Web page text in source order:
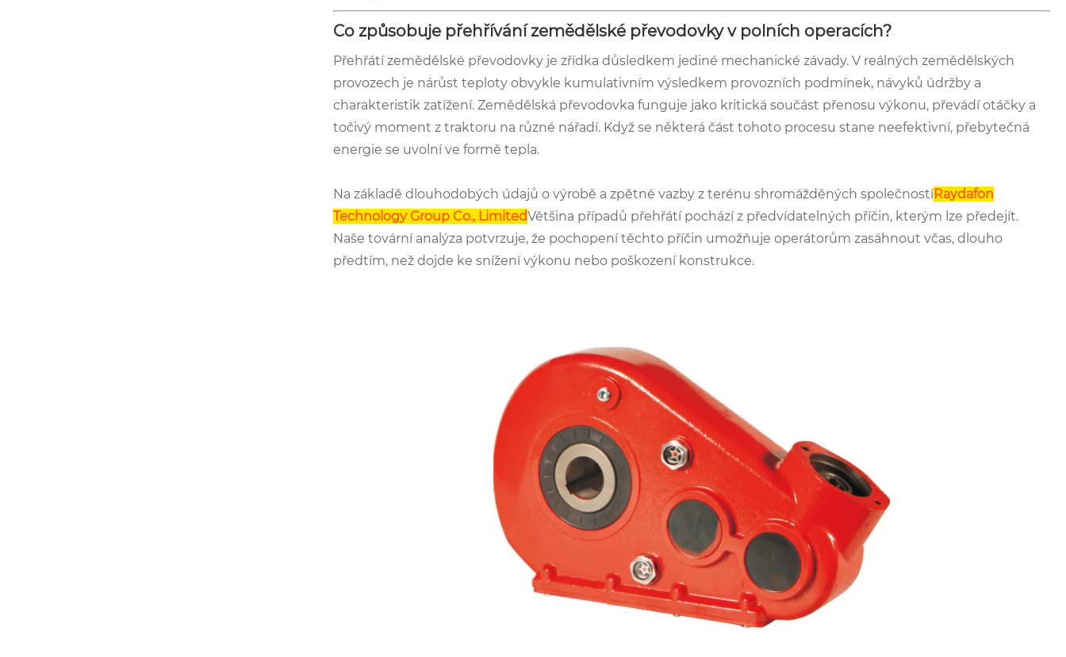
Co způsobuje přehřívání zemědělské převodovky v polních operacích?
Přehřátí zemědělské převodovky je zřídka důsledkem jediné mechanické závady. V reálných zemědělských
provozech je nárůst teploty obvykle kumulativním výsledkem provozních podmínek, návyků údržby a
charakteristik zatížení. Zemědělská převodovka funguje jako kritická součást přenosu výkonu, převádí otáčky a
točivý moment z traktoru na různé nářadí. Když se některá část tohoto procesu stane neefektivní, přebytečná
energie se uvolní ve formě tepla.
Na základě dlouhodobých údajů o výrobě a zpětné vazby z terénu shromážděných společnostíRaydafon
Technology Group Co., LimitedVětšina případů přehřátí pochází z předvídatelných příčin, kterým lze předejít.
Naše tovární analýza potvrzuje, že pochopení těchto příčin umožňuje operátorům zasáhnout včas, dlouho
předtím, než dojde ke snížení výkonu nebo poškození konstrukce.